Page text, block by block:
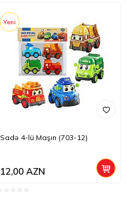
Yeni
Sadə 4-lü Maşın (703-12)
12,00AZN